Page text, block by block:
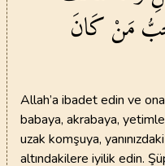
مَنْكَانَ
Allah’a ibadet edin ve
babaya, akrabaya,
uzak komşuya,
altındakilere iyilik edin.